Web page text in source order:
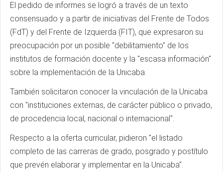
El pedido de informes se logró a través de un texto
consensuado y a partir de iniciativas del Frente de Todos
(FdT) y del Frente de Izquierda (FIT), que expresaron su
preocupación por un posible "debilitamiento" de los
institutos de formación docente y la "escasa información"
sobre la implementación de la Unicaba.
También solicitaron conocer la vinculación de la Unicaba
con "instituciones externas, de carácter público o privado,
de procedencia local, nacional o internacional".
Respecto a la oferta curricular, pidieron "el listado
completo de las carreras de grado, posgrado y postítulo
que prevén elaborar y implementar en la Unicaba".